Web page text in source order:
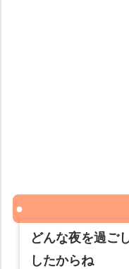
どんな夜を過ご
したからね